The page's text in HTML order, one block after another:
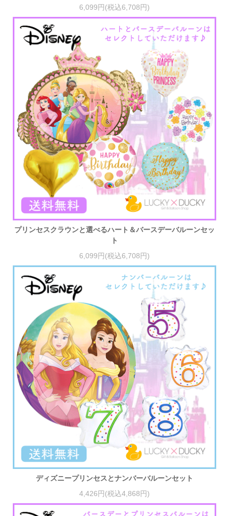
6,099円(税込6,708円)
プリンセスクラウンと選べるハート＆バースデーバルーンセッ
ト
6,099円(税込6,708円)
ディズニープリンセスとナンバーバルーンセット
4,426円(税込4,868円)